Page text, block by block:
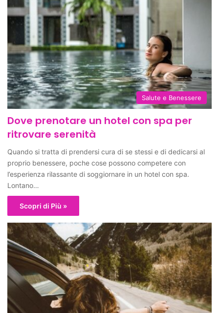
Salute e Benessere
Dove prenotare un hotel con spa per
ritrovare serenità
Quando si tratta di prendersi cura di se stessi e di dedicarsi al
proprio benessere, poche cose possono competere con
l’esperienza rilassante di soggiornare in un hotel con spa.
Lontano…
Scopri di Più »